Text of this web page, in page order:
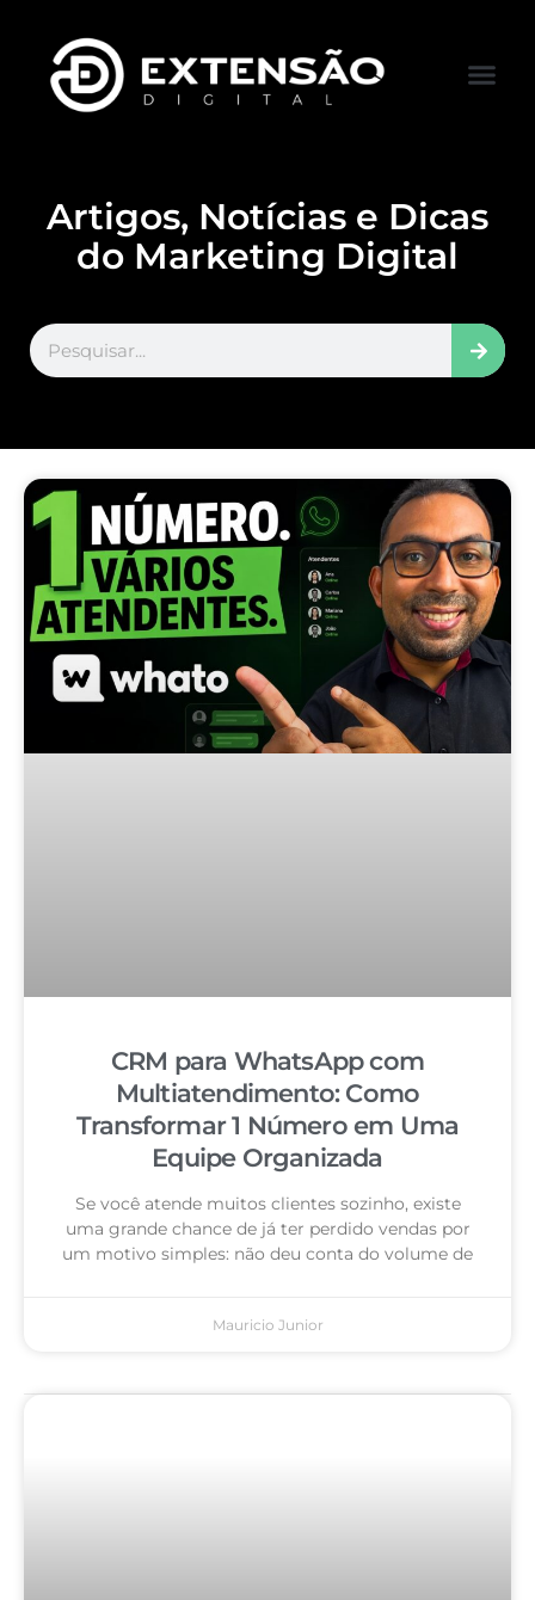
Artigos, Notícias e Dicas
do Marketing Digital
CRM para WhatsApp com
Multiatendimento: Como
Transformar 1 Número em Uma
Equipe Organizada
Se você atende muitos clientes sozinho, existe
uma grande chance de já ter perdido vendas por
um motivo simples: não deu conta do volume de
Mauricio Junior